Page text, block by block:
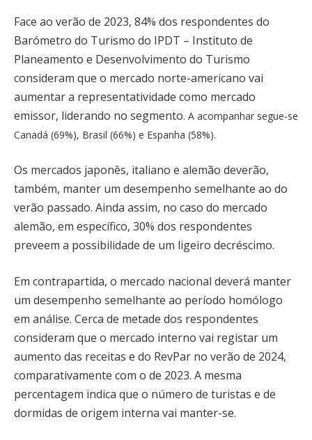
Face ao verão de 2023, 84% dos respondentes do
Barómetro do Turismo do IPDT – Instituto de
Planeamento e Desenvolvimento do Turismo
consideram que o mercado norte-americano vai
aumentar a representatividade como mercado
emissor, liderando no segmento. A acompanhar segue-se
Canadá (69%), Brasil (66%) e Espanha (58%).
Os mercados japonês, italiano e alemão deverão,
também, manter um desempenho semelhante ao do
verão passado. Ainda assim, no caso do mercado
alemão, em específico, 30% dos respondentes
preveem a possibilidade de um ligeiro decréscimo.
Em contrapartida, o mercado nacional deverá manter
um desempenho semelhante ao período homólogo
em análise. Cerca de metade dos respondentes
consideram que o mercado interno vai registar um
aumento das receitas e do RevPar no verão de 2024,
comparativamente com o de 2023. A mesma
percentagem indica que o número de turistas e de
dormidas de origem interna vai manter-se.